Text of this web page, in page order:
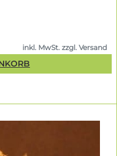
inkl. MwSt. zzgl. Versand